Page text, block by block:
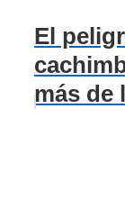
El
más de